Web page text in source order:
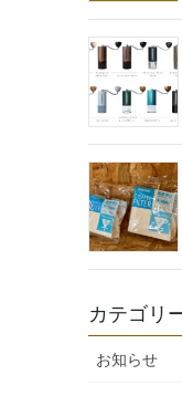
カテゴリ
お知らせ